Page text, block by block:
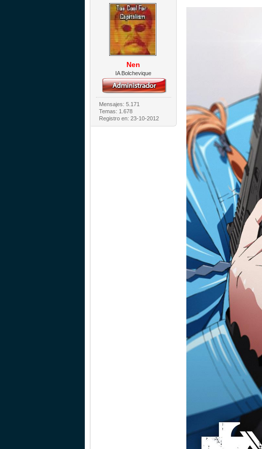
Nen
IA Bolchevique
Mensajes: 5.171
Temas: 1.678
Registro en: 23-10-2012